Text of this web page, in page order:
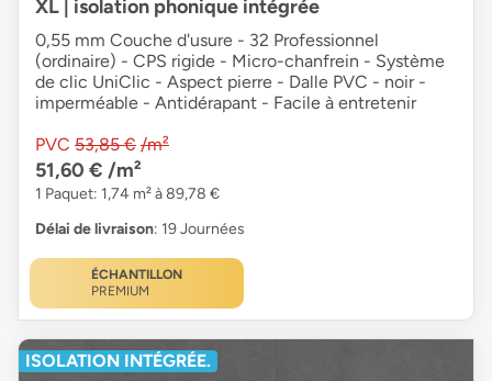
XL | isolation phonique intégrée
0,55 mm Couche d'usure - 32 Professionnel
(ordinaire) - CPS rigide - Micro-chanfrein - Système
de clic UniClic - Aspect pierre - Dalle PVC - noir -
imperméable - Antidérapant - Facile à entretenir
PVC 53,85 € /m²
51,60 € /m²
1 Paquet: 1,74 m² à 89,78 €
Délai de livraison: 19 Journées
ÉCHANTILLON
PREMIUM
ISOLATION INTÉGRÉE.